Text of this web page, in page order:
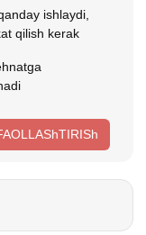
ishlaydi,
qilish kerak